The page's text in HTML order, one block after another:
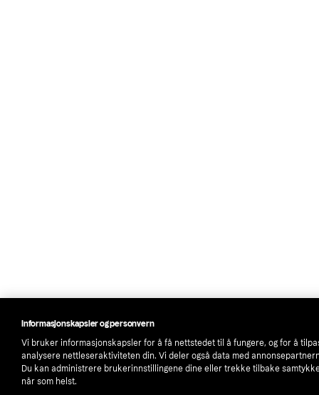
Informasjonskapsler og personvern
Vi bruker informasjonskapsler for å få nettstedet til å fungere, og for å
analysere nettleseraktiviteten din. Vi deler også data med
Du kan administrere brukerinnstillingene dine eller trekke tilbake
når som helst.